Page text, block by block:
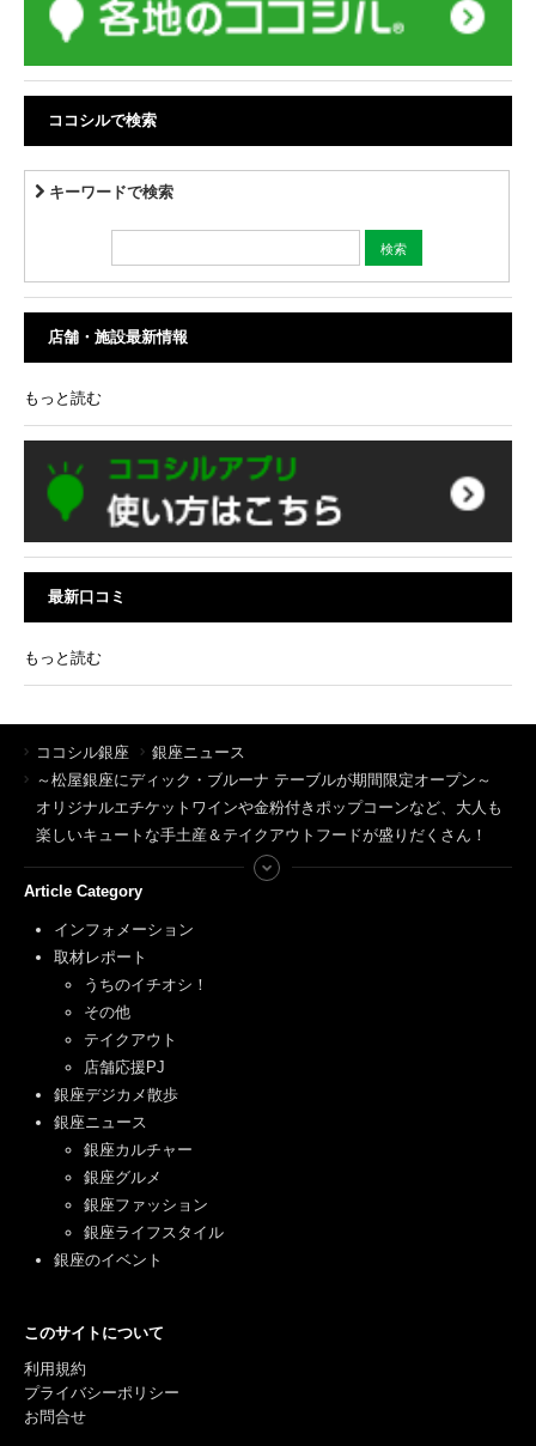
ココシルで検索
キーワードで検索
店舗・施設最新情報
もっと読む
最新口コミ
もっと読む
ココシル銀座
銀座ニュース
～松屋銀座にディック・ブルーナ テーブルが期間限定オープン～
オリジナルエチケットワインや金粉付きポップコーンなど、大人も
楽しいキュートな手土産＆テイクアウトフードが盛りだくさん！
Article Category
インフォメーション
取材レポート
うちのイチオシ！
その他
テイクアウト
店舗応援PJ
銀座デジカメ散歩
銀座ニュース
銀座カルチャー
銀座グルメ
銀座ファッション
銀座ライフスタイル
銀座のイベント
このサイトについて
利用規約
プライバシーポリシー
お問合せ